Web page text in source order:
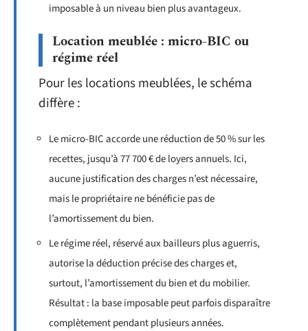
imposable à un niveau bien plus avantageux.
Location meublée : micro-BIC ou
régime réel
Pour les locations meublées, le schéma
diffère :
Le micro-BIC accorde une réduction de 50 % sur les
recettes, jusqu’à 77 700 € de loyers annuels. Ici,
aucune justification des charges n’est nécessaire,
mais le propriétaire ne bénéficie pas de
l’amortissement du bien.
Le régime réel, réservé aux bailleurs plus aguerris,
autorise la déduction précise des charges et,
surtout, l’amortissement du bien et du mobilier.
Résultat : la base imposable peut parfois disparaître
complètement pendant plusieurs années.